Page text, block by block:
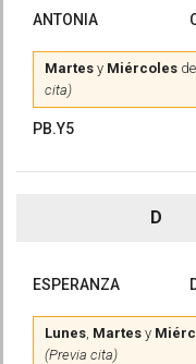
ANTONIA
Martes y Miércoles
cita)
PB.Y5
D
ESPERANZA
Lunes, Martes y
(Previa cita)